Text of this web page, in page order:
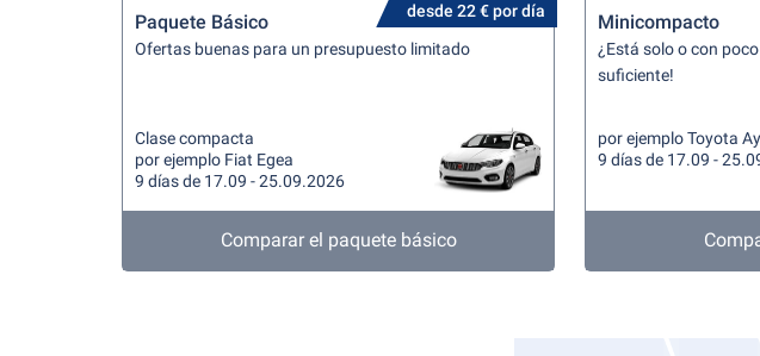
desde 22 € por día
Paquete Básico
Ofertas buenas para un presupuesto limitado
Clase compacta
por ejemplo Fiat Egea
9 días de 17.09 - 25.09.2026
Comparar el paquete básico
Minicompacto
¿Está solo o con
suficiente!
por ejemplo Toyota
9 días de 17.09 -